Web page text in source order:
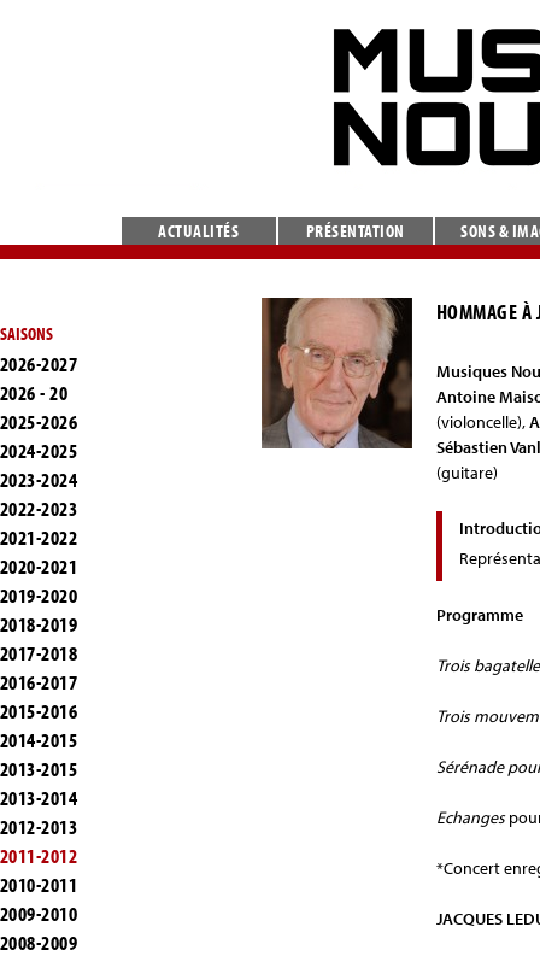
ACTUALITÉS PRÉSENTATION SONS &
SAISONS
2026-2027
2026 - 20
2025-2026
2024-2025
2023-2024
2022-2023
2021-2022
2020-2021
2019-2020
2018-2019
2017-2018
2016-2017
2015-2016
2014-2015
2013-2015
2013-2014
2012-2013
2011-2012
2010-2011
2009-2010
2008-2009
HOMMAGE À
Musiques
Antoine
(violoncelle),
Sébastien
(guitare)
Programme
Trois
Trois
Sérénade
Echanges
*Concert
JACQUES